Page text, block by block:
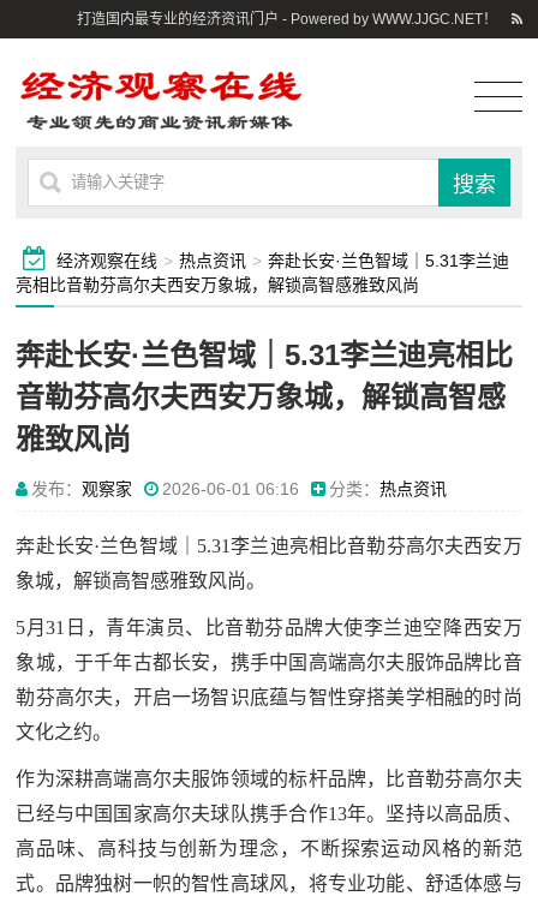
打造国内最专业的经济资讯门户 - Powered by WWW.JJGC.NET！
经济观察在线 > 热点资讯 > 奔赴长安·兰色智域｜5.31李兰迪
亮相比音勒芬高尔夫西安万象城，解锁高智感雅致风尚
奔赴长安·兰色智域｜5.31李兰迪亮相比
音勒芬高尔夫西安万象城，解锁高智感
雅致风尚
发布：观察家 2026-06-01 06:16 分类：热点资讯
奔赴长安·兰色智域｜5.31李兰迪亮相比音勒芬高尔夫西安万
象城，解锁高智感雅致风尚。
5月31日，青年演员、比音勒芬品牌大使李兰迪空降西安万
象城，于千年古都长安，携手中国高端高尔夫服饰品牌比音
勒芬高尔夫，开启一场智识底蕴与智性穿搭美学相融的时尚
文化之约。
作为深耕高端高尔夫服饰领域的标杆品牌，比音勒芬高尔夫
已经与中国国家高尔夫球队携手合作13年。坚持以高品质、
高品味、高科技与创新为理念，不断探索运动风格的新范
式。品牌独树一帜的智性高球风，将专业功能、舒适体感与